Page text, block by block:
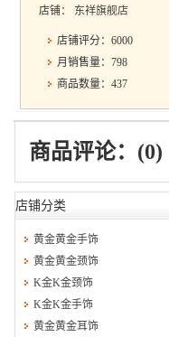
店铺： 东祥旗舰店
店铺评分：6000
月销售量：798
商品数量：437
商品评论：(0)
店铺分类
黄金黄金手饰
黄金黄金颈饰
K金K金颈饰
K金K金手饰
黄金黄金耳饰